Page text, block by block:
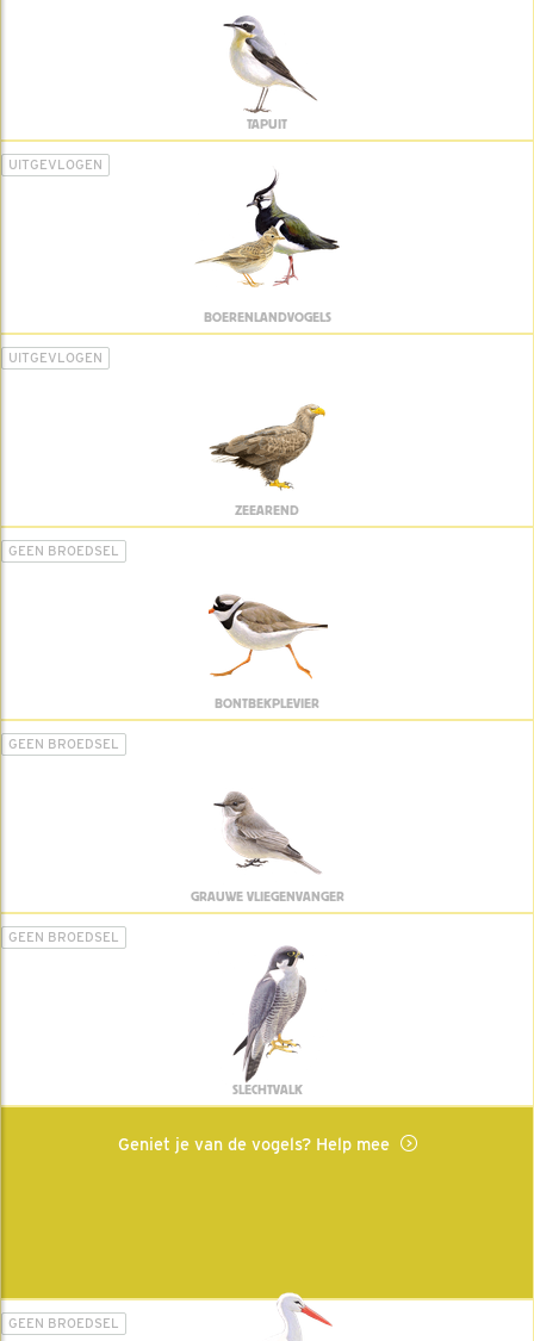
TAPUIT
UITGEVLOGEN
BOERENLANDVOGELS
UITGEVLOGEN
ZEEAREND
GEEN BROEDSEL
BONTBEKPLEVIER
GEEN BROEDSEL
GRAUWE VLIEGENVANGER
GEEN BROEDSEL
SLECHTVALK
Geniet je van de vogels? Help mee
GEEN BROEDSEL